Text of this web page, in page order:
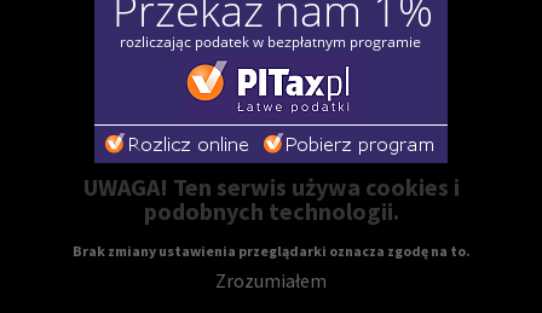
UWAGA! Ten serwis używa cookies i
podobnych technologii.
Brak zmiany ustawienia przeglądarki oznacza zgodę na to.
Zrozumiałem